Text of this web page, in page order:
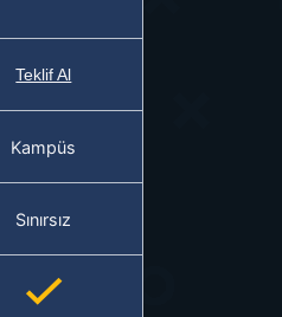
Teklif Al
Kampüs
Sınırsız